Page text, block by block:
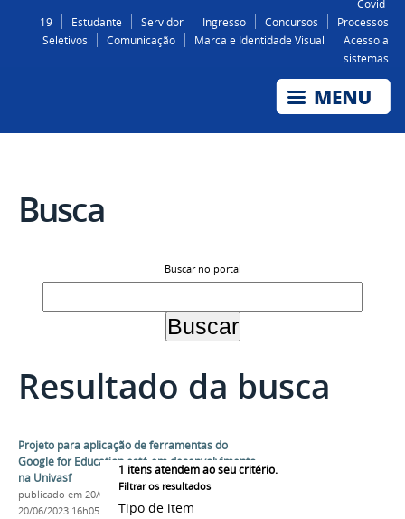
Covid-
19
Estudante Servidor Ingresso Concursos
Processos
Seletivos
Comunicação Marca e Identidade Visual
Acesso a
sistemas
Busca
Buscar no portal
Resultado da busca
1 itens atendem ao seu critério.
Filtrar os resultados
Tipo de item
Projeto para aplicação de ferramentas do
Google for Education está em desenvolvimento
na Univasf
publicado em 20/06/2023—última modificação
20/06/2023 16h05